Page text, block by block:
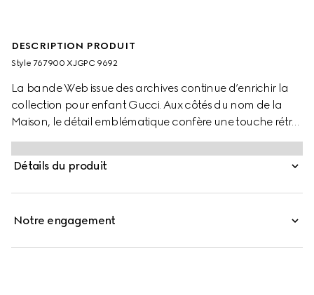
DESCRIPTION PRODUIT
Style ‎767900 XJGPC 9692
La bande Web issue des archives continue d’enrichir la
collection pour enfant Gucci. Aux côtés du nom de la
Maison, le détail emblématique confère une touche rétro
et sportive à la sélection. Ce sweat-shirt pour bébé à la
coupe décontractée est confectionné dans un jersey de
coton feutré. Le détail Mors et la bande Web
Détails du produit
Notre engagement